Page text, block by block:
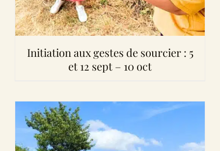
Initiation aux gestes de sourcier : 5
et 12 sept – 10 oct